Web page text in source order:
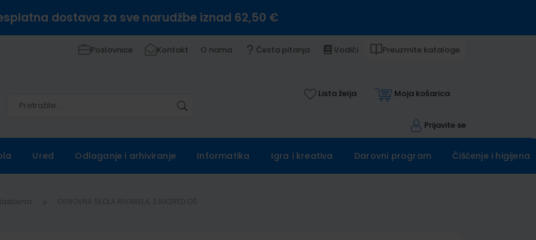
dostava za sve narudžbe iznad 62,50 €
Poslovnice Kontakt O nama Česta pitanja Vodiči Preuzmite kataloge
Lista želja Moja košarica
Prijavite se
Ured Odlaganje i arhiviranje Informatika Igra i kreativa Darovni program Čišćenje i higijena